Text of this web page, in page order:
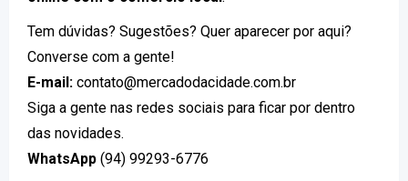
Tem dúvidas? Sugestões? Quer aparecer por aqui?
Converse com a gente!
E-mail: contato@mercadodacidade.com.br
Siga a gente nas redes sociais para ficar por dentro
das novidades.
WhatsApp (94) 99293-6776